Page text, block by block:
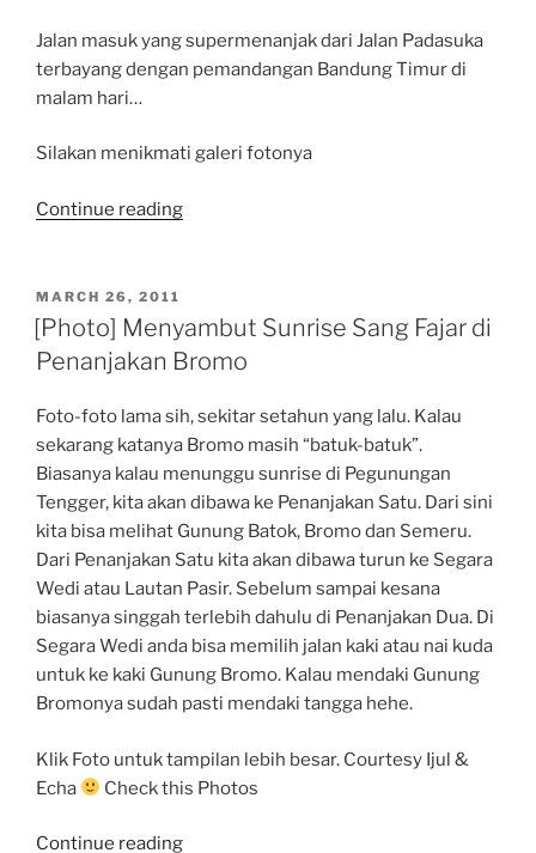
Jalan masuk yang supermenanjak dari Jalan Padasuka
terbayang dengan pemandangan Bandung Timur di
malam hari…
Silakan menikmati galeri fotonya
Continue reading“Indahnya
Malam
Dari
Caringin
Tilu
Padasuka”
POSTED
ON
MARCH 26, 2011
[Photo] Menyambut Sunrise Sang Fajar di
Penanjakan Bromo
Foto-foto lama sih, sekitar setahun yang lalu. Kalau
sekarang katanya Bromo masih “batuk-batuk”.
Biasanya kalau menunggu sunrise di Pegunungan
Tengger, kita akan dibawa ke Penanjakan Satu. Dari sini
kita bisa melihat Gunung Batok, Bromo dan Semeru.
Dari Penanjakan Satu kita akan dibawa turun ke Segara
Wedi atau Lautan Pasir. Sebelum sampai kesana
biasanya singgah terlebih dahulu di Penanjakan Dua. Di
Segara Wedi anda bisa memilih jalan kaki atau nai kuda
untuk ke kaki Gunung Bromo. Kalau mendaki Gunung
Bromonya sudah pasti mendaki tangga hehe.
Klik Foto untuk tampilan lebih besar. Courtesy Ijul &
Echa
Check this Photos
Continue reading“[Photo]